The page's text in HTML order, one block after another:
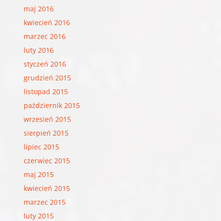
maj 2016
kwiecień 2016
marzec 2016
luty 2016
styczeń 2016
grudzień 2015
listopad 2015
październik 2015
wrzesień 2015
sierpień 2015
lipiec 2015
czerwiec 2015
maj 2015
kwiecień 2015
marzec 2015
luty 2015